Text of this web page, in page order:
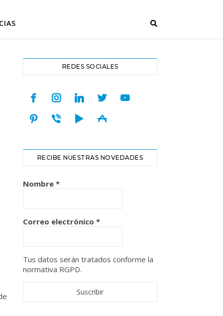
REDES SOCIALES
facebookinstagramlinkedintwitteryoutube
pinterest
viber play appstore
RECIBE NUESTRAS NOVEDADES
Nombre *
Correo electrónico *
Tus datos serán tratados conforme la
normativa RGPD.